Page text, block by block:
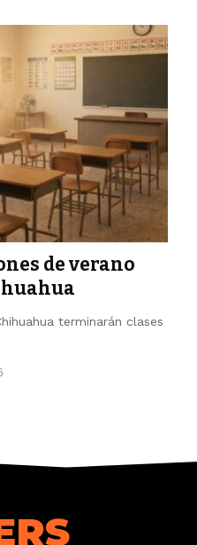
de verano
terminarán clases